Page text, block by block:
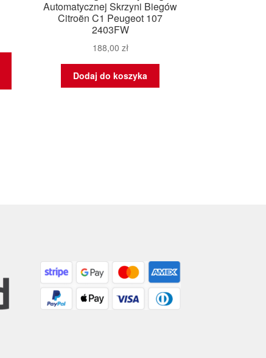
Automatycznej Skrzyni Biegów
Citroën C1 Peugeot 107
2403FW
188,00 zł
Dodaj do koszyka